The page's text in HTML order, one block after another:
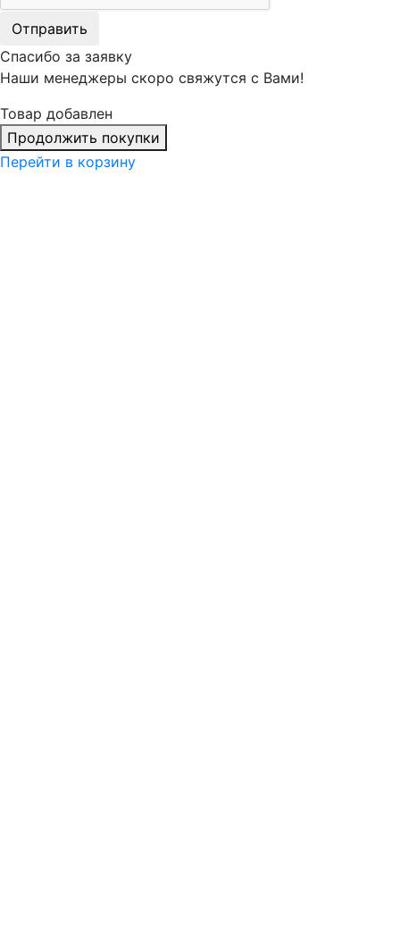
Отправить
Спасибо за заявку
Наши менеджеры скоро свяжутся с Вами!
Товар добавлен
Продолжить покупки
Перейти в корзину